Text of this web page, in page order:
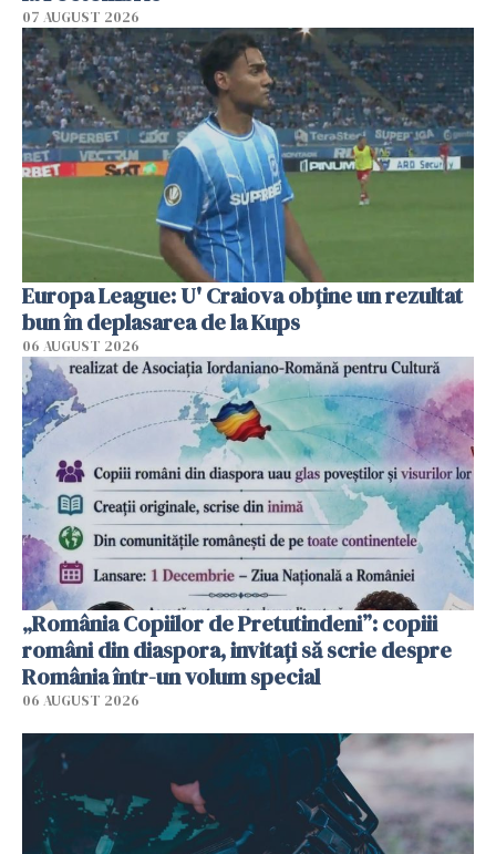
07 AUGUST 2026
Europa League: U' Craiova obține un rezultat
bun în deplasarea de la Kups
06 AUGUST 2026
„România Copiilor de Pretutindeni”: copiii
români din diaspora, invitați să scrie despre
România într-un volum special
06 AUGUST 2026